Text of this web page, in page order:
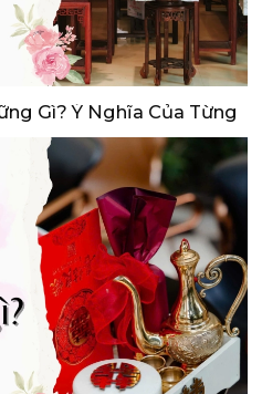
Gì? Ý Nghĩa Của Từng